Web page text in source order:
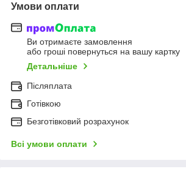
Умови оплати
Ви отримаєте замовлення
або гроші повернуться на вашу картку
Детальніше
Післяплата
Готівкою
Безготівковий розрахунок
Всі умови оплати